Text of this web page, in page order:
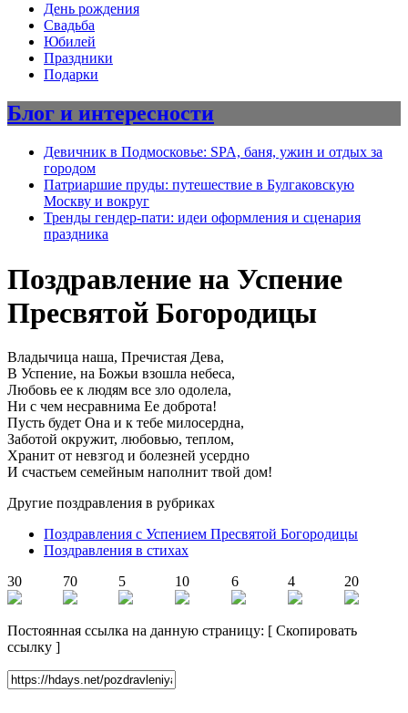
День рождения
Свадьба
Юбилей
Праздники
Подарки
Блог и интересности
Девичник в Подмосковье: SPA, баня, ужин и отдых за
городом
Патриаршие пруды: путешествие в Булгаковскую
Москву и вокруг
Тренды гендер-пати: идеи оформления и сценария
праздника
Поздравление на Успение
Пресвятой Богородицы
Владычица наша, Пречистая Дева,
В Успение, на Божьи взошла небеса,
Любовь ее к людям все зло одолела,
Ни с чем несравнима Ее доброта!
Пусть будет Она и к тебе милосердна,
Заботой окружит, любовью, теплом,
Хранит от невзгод и болезней усердно
И счастьем семейным наполнит твой дом!
Другие поздравления в рубриках
Поздравления с Успением Пресвятой Богородицы
Поздравления в стихах
30
70 5 10 6 4 20
Постоянная ссылка на данную страницу: [ Скопировать
ссылку ]